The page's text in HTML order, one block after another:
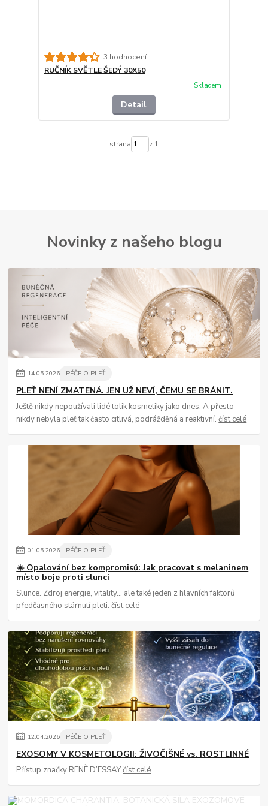
3 hodnocení
RUČNÍK SVĚTLE ŠEDÝ 30X50
Skladem
Detail
strana z 1
Novinky z našeho blogu
14.05.2026 PÉČE O PLEŤ
PLEŤ NENÍ ZMATENÁ. JEN UŽ NEVÍ, ČEMU SE BRÁNIT.
Ještě nikdy nepoužívali lidé tolik kosmetiky jako dnes. A přesto
nikdy nebyla pleť tak často citlivá, podrážděná a reaktivní.číst celé
01.05.2026 PÉČE O PLEŤ
☀️ Opalování bez kompromisů: Jak pracovat s melaninem
místo boje proti slunci
Slunce. Zdroj energie, vitality… ale také jeden z hlavních faktorů
předčasného stárnutí pleti.číst celé
12.04.2026 PÉČE O PLEŤ
EXOSOMY V KOSMETOLOGII: ŽIVOČIŠNÉ vs. ROSTLINNÉ
Přístup značky RENÈ D’ESSAYčíst celé